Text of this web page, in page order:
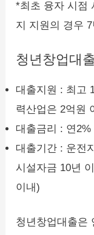
*최초 융자 시점
지 지원의 경우
청년창업대
대출지원 : 최고
력산업은 2억원
대출금리 : 연2%
대출기간 : 운전
시설자금 10년
이내)
청년창업대출은